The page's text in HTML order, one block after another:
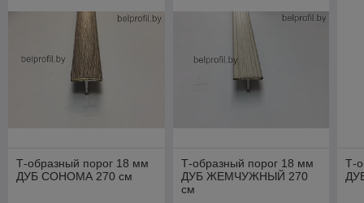
Т-образный порог 18 мм
ДУБ СОНОМА 270 см
Т-образный порог 18 мм
ДУБ ЖЕМЧУЖНЫЙ 270
см
Т-